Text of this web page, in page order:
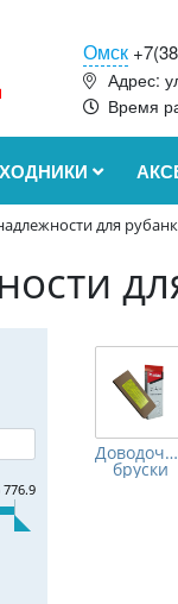
Омск
Адрес:
Время
для
бруски